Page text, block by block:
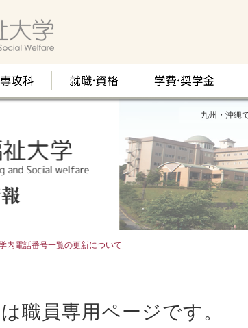
九州・沖縄
内電話番号一覧の更新について
職員専用ページです。